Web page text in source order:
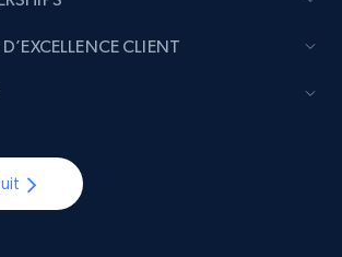
CLIENT